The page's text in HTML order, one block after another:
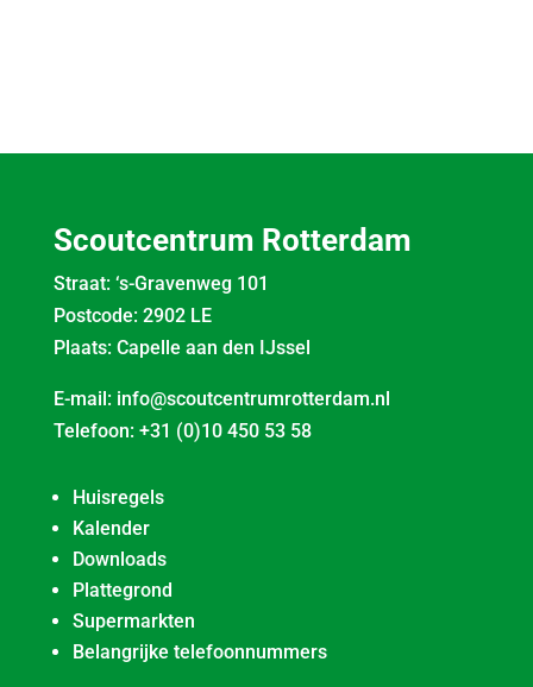
Scoutcentrum Rotterdam
Straat: ‘s-Gravenweg 101
Postcode: 2902 LE
Plaats: Capelle aan den IJssel
E-mail: info@scoutcentrumrotterdam.nl
Telefoon: +31 (0)10 450 53 58
Huisregels
Kalender
Downloads
Plattegrond
Supermarkten
Belangrijke telefoonnummers